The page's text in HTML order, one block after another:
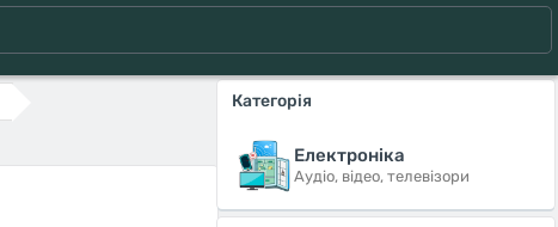
Категорія
Електроніка
Аудіо, відео, телевізори